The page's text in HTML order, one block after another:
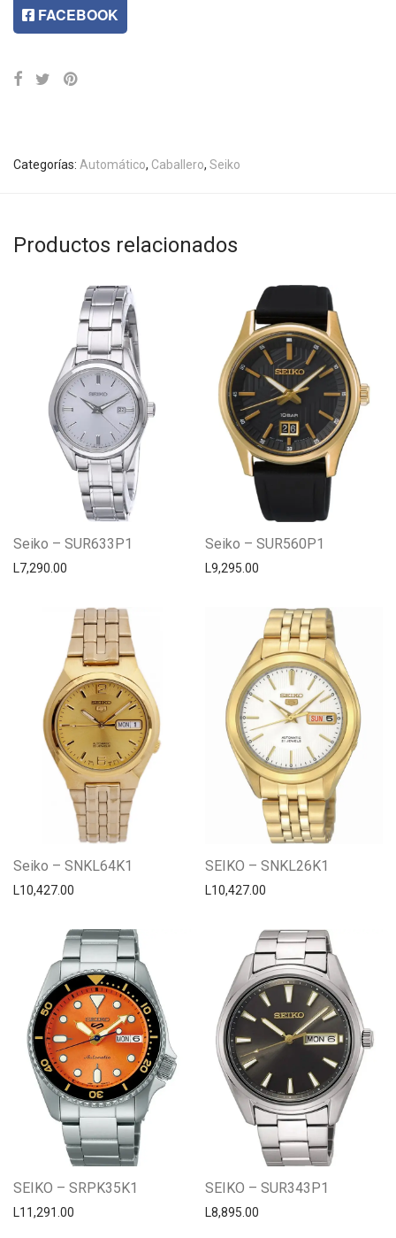
FACEBOOK
Categorías: Automático, Caballero, Seiko
Productos relacionados
Seiko – SUR633P1
L7,290.00
Seiko – SUR560P1
L9,295.00
Seiko – SNKL64K1
L10,427.00
SEIKO – SNKL26K1
L10,427.00
SEIKO – SRPK35K1
L11,291.00
SEIKO – SUR343P1
L8,895.00